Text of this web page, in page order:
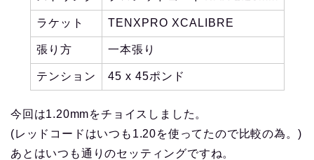
ラケット TENXPRO XCALIBRE
張り方 一本張り
テンション 45 x 45ポンド
今回は1.20mmをチョイスしました。
(レッドコードはいつも1.20を使ってたので比較の為。)
あとはいつも通りのセッティングですね。